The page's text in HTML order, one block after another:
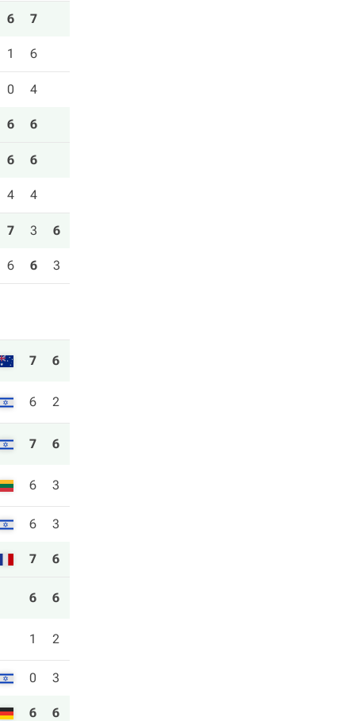
6 7
1 6
0 4
6 6
6 6
4 4
7 3 6
6 6 3
7 6
6 2
7 6
6 3
6 3
7 6
6 6
1 2
0 3
6 6